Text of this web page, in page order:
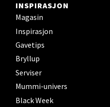
INSPIRASJON
Magasin
Inspirasjon
Gavetips
Bryllup
Serviser
Mummi-univers
Black Week
Steinkjer - Thon
Sjøfartsgata 2, 7714
Åpent i dag 10-20